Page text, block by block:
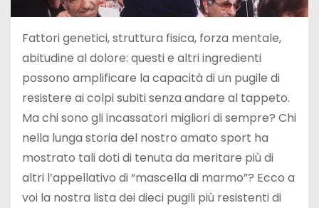
Fattori genetici, struttura fisica, forza mentale,
abitudine al dolore: questi e altri ingredienti
possono amplificare la capacità di un pugile di
resistere ai colpi subiti senza andare al tappeto.
Ma chi sono gli incassatori migliori di sempre? Chi
nella lunga storia del nostro amato sport ha
mostrato tali doti di tenuta da meritare più di
altri l’appellativo di “mascella di marmo”? Ecco a
voi la nostra lista dei dieci pugili più resistenti di